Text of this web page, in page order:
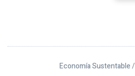
Economía Sustentable /